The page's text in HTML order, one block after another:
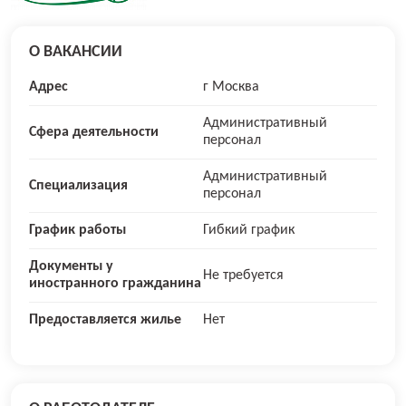
О ВАКАНСИИ
Адрес г Москва
Сфера деятельности
Административный
персонал
Специализация
Административный
персонал
График работы Гибкий график
Документы у
иностранного гражданина
Не требуется
Предоставляется жилье Нет